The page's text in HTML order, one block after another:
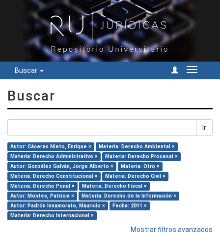
Buscar
Cambiar
Buscar
Ir
Autor: Cáceres Nieto, Enrique ×
Materia: Derecho Ambiental ×
Materia: Derecho Administrativo ×
Materia: Derecho Procesal ×
Autor: González Galván, Jorge Alberto ×
Materia: Otro ×
Materia: Derecho Constitucional ×
Materia: Derecho Civil ×
Materia: Derecho Penal ×
Materia: Derecho Fiscal ×
Autor: Montes, Patricia ×
Materia: Derecho de la Información ×
Autor: Padrón Innamorato, Mauricio ×
Fecha: 2011 ×
Materia: Derecho Internacional ×
Mostrar filtros avanzados